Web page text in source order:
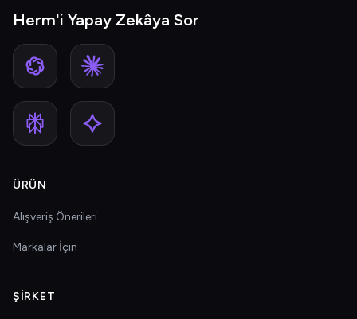
Herm'i Yapay Zekâya Sor
ÜRÜN
Alışveriş Önerileri
Markalar İçin
ŞIRKET